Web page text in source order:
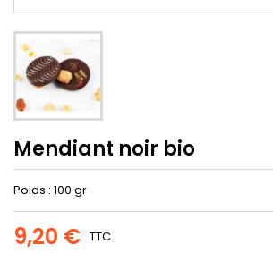
Mendiant noir bio
Poids : 100 gr
9,20 € TTC